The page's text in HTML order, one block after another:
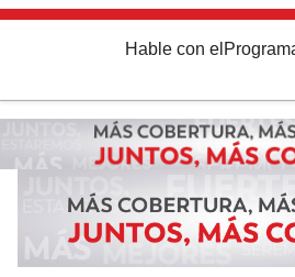
Hable con el